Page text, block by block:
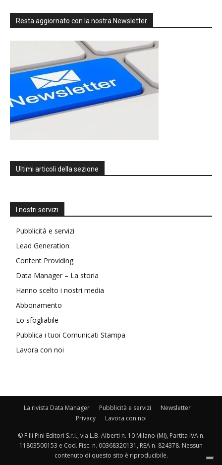
Resta aggiornato con la nostra Newsletter
Ultimi articoli della sezione
I nostri servizi
Pubblicità e servizi
Lead Generation
Content Providing
Data Manager – La storia
Hanno scelto i nostri media
Abbonamento
Lo sfogliabile
Pubblica i tuoi Comunicati Stampa
Lavora con noi
La rivista Data Manager Pubblicità e servizi
Newsletter
Privacy
Lavora con noi
© F.lli Pini Editori S.r.l., via L.B. Alberti n. 10 Milano (MI), Partita IVA n.
11803500153 e Cod. Fisc. n. 00368320131, REA n. 824378. Nessun
contenuto di questo sito è riproducibile.